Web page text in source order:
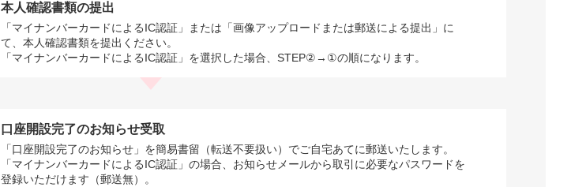
本人確認書類の提出
「マイナンバーカードによるIC認証」または「画像アップロードまたは郵送による提出」に
て、本人確認書類を提出ください。
「マイナンバーカードによるIC認証」を選択した場合、STEP②→①の順になります。
口座開設完了のお知らせ受取
「口座開設完了のお知らせ」を簡易書留（転送不要扱い）でご自宅あてに郵送いたします。
「マイナンバーカードによるIC認証」の場合、お知らせメールから取引に必要なパスワードを
登録いただけます（郵送無）。